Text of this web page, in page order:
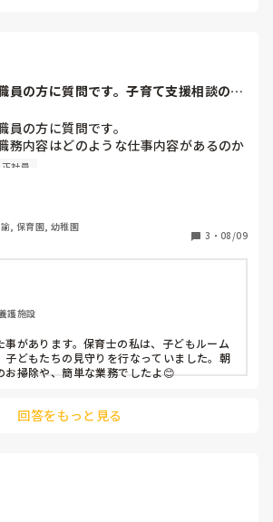
員の方に質問です。子育て支援相談の職
の方に質問です。
務内容はどのような仕事内容があるのか
幸いです。
正社員
, 保育園, 幼稚園
3 ・ 08/09
護施設
事があります。保育士の私は、子どもルーム
子どもたちの見守りを行なっていました。朝
お掃除や、簡単な業務でしたよ😊
回答をもっと見る